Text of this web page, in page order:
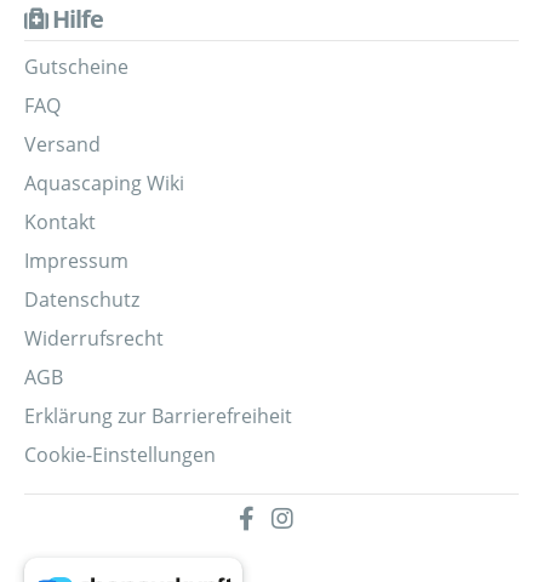
Hilfe
Gutscheine
FAQ
Versand
Aquascaping Wiki
Kontakt
Impressum
Datenschutz
Widerrufsrecht
AGB
Erklärung zur Barrierefreiheit
Cookie-Einstellungen